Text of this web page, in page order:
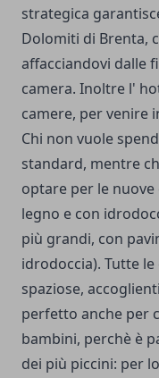
strategica
Dolomiti di Brenta,
affacciandovi dalle
camera. Inoltre l'
camere, per venire
Chi non vuole
standard, mentre
optare per le
legno e con
più grandi, con
idrodoccia). Tutte
spaziose,
perfetto anche per
bambini, perchè è
dei più piccini: per